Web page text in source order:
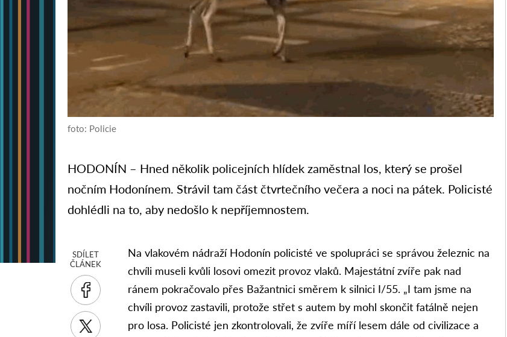
foto: Policie
HODONÍN – Hned několik policejních hlídek zaměstnal los, který se prošel
nočním Hodonínem. Strávil tam část čtvrtečního večera a noci na pátek. Policisté
dohlédli na to, aby nedošlo k nepříjemnostem.
SDÍLET
ČLÁNEK
Na vlakovém nádraží Hodonín policisté ve spolupráci se správou železnic na
chvíli museli kvůli losovi omezit provoz vlaků. Majestátní zvíře pak nad
ránem pokračovalo přes Bažantnici směrem k silnici I/55. „I tam jsme na
chvíli provoz zastavili, protože střet s autem by mohl skončit fatálně nejen
pro losa. Policisté jen zkontrolovali, že zvíře míří lesem dále od civilizace a